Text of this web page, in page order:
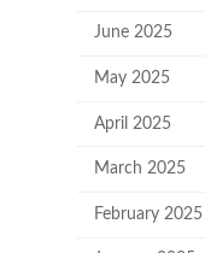
June 2025
May 2025
April 2025
March 2025
February 2025